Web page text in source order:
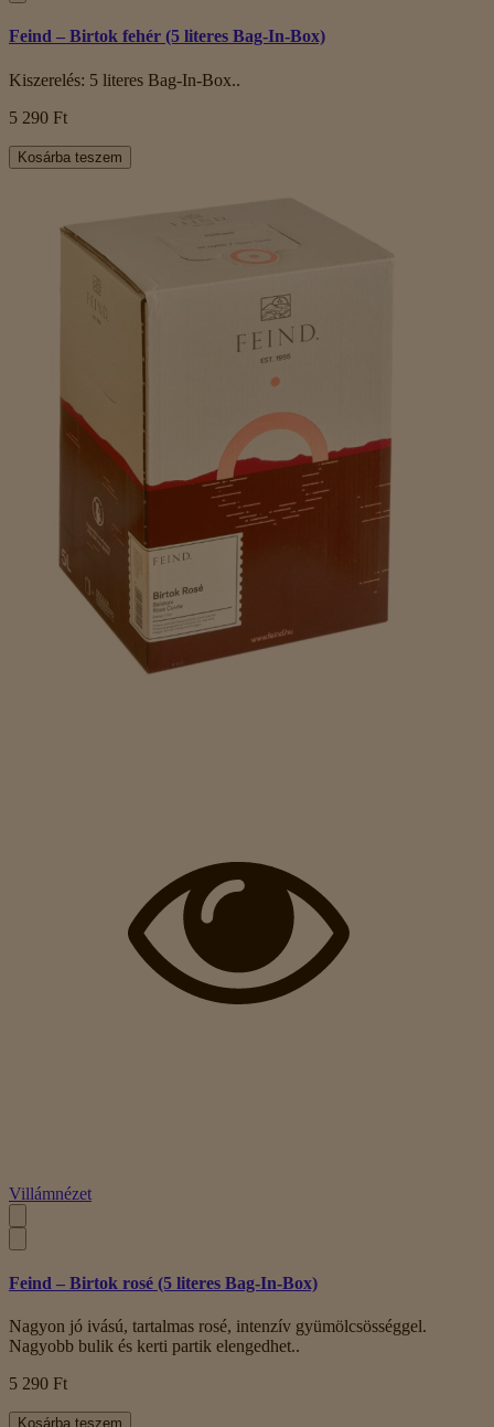
Feind – Birtok fehér (5 literes Bag-In-Box)
Kiszerelés: 5 literes Bag-In-Box..
5 290 Ft
Kosárba teszem
Villámnézet
Feind – Birtok rosé (5 literes Bag-In-Box)
Nagyon jó ivású, tartalmas rosé, intenzív gyümölcsösséggel.
Nagyobb bulik és kerti partik elengedhet..
5 290 Ft
Kosárba teszem